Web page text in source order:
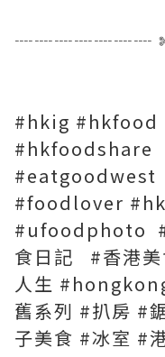
┈┈┈┈┈┈┈
#hkig #hkfood
#hkfoodshare
#foodlover
#ufoodphoto #
食日記 #香港美
人生
舊系列 #扒房 #
子美食 #冰室 #